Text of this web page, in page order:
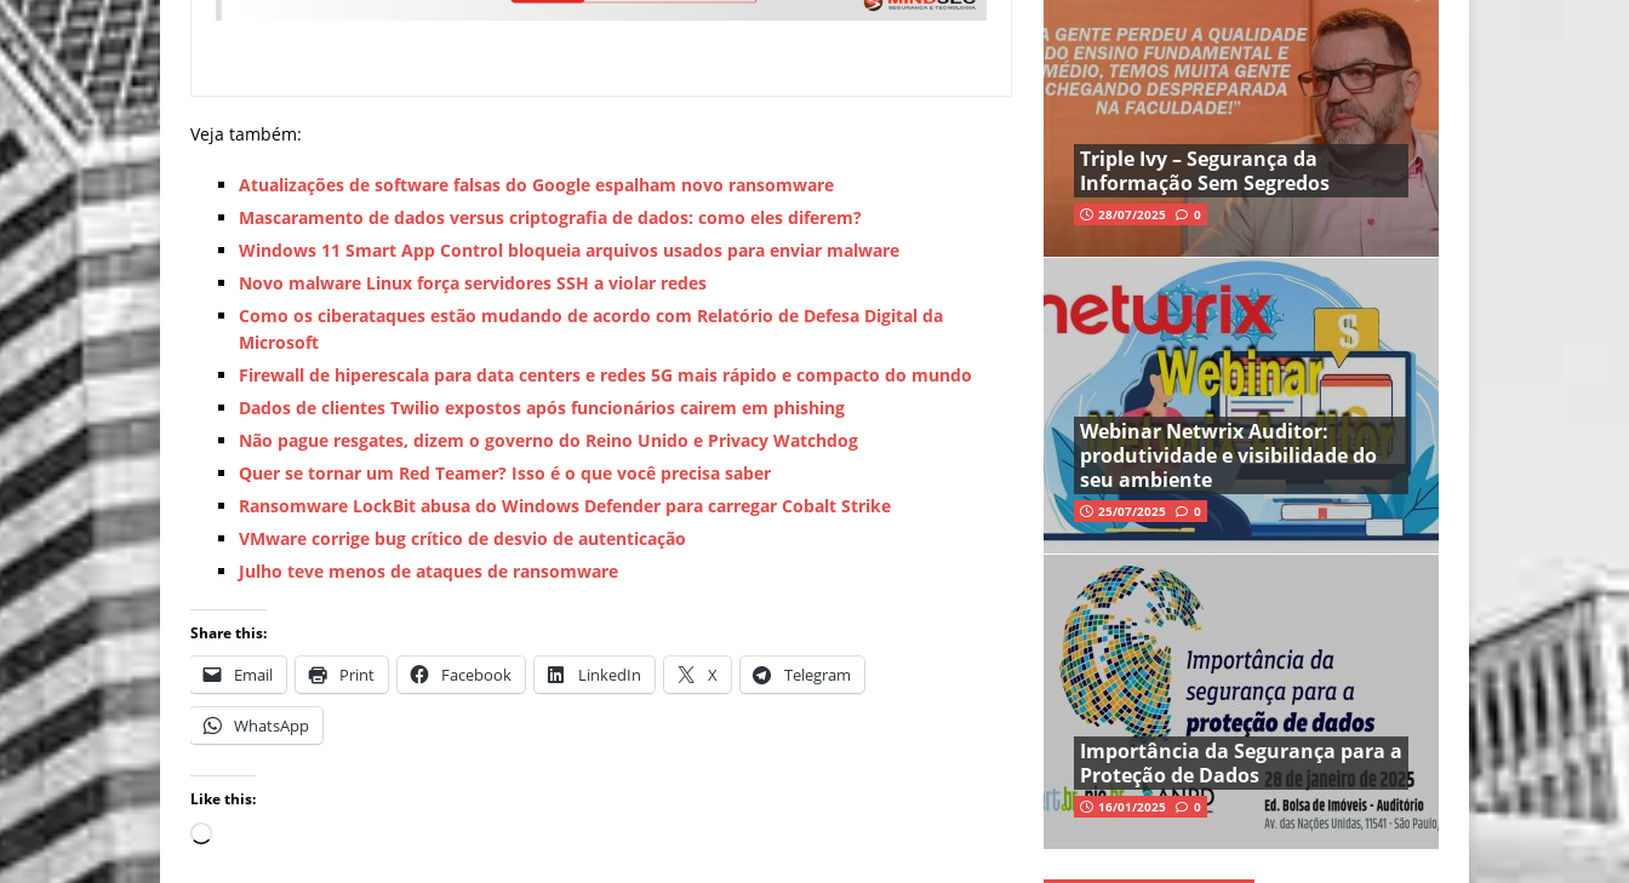
Veja também:
Atualizações de software falsas do Google espalham novo ransomware
Mascaramento de dados versus criptografia de dados: como eles diferem?
Windows 11 Smart App Control bloqueia arquivos usados ​​para enviar malware
Novo malware Linux força servidores SSH a violar redes
Como os ciberataques estão mudando de acordo com Relatório de Defesa Digital da
Microsoft
Firewall de hiperescala para data centers e redes 5G mais rápido e compacto do mundo
Dados de clientes Twilio expostos após funcionários cairem em phishing
Não pague resgates, dizem o governo do Reino Unido e Privacy Watchdog
Quer se tornar um Red Teamer? Isso é o que você precisa saber
Ransomware LockBit abusa do Windows Defender para carregar Cobalt Strike
VMware corrige bug crítico de desvio de autenticação
Julho teve menos de ataques de ransomware
Share this:
Email Print Facebook LinkedIn X Telegram
WhatsApp
Like this:
Triple Ivy – Segurança da
Informação Sem Segredos
28/07/2025 0
Webinar Netwrix Auditor:
produtividade e visibilidade do
seu ambiente
25/07/2025 0
Importância da Segurança para a
Proteção de Dados
16/01/2025 0